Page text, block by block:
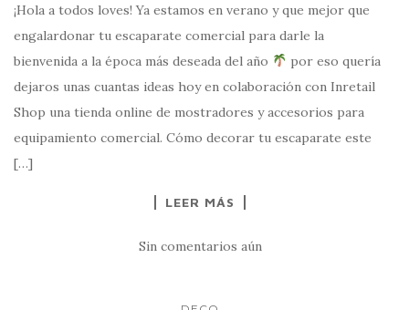
¡Hola a todos loves! Ya estamos en verano y que mejor que
engalardonar tu escaparate comercial para darle la
bienvenida a la época más deseada del año
por eso quería
dejaros unas cuantas ideas hoy en colaboración con Inretail
Shop una tienda online de mostradores y accesorios para
equipamiento comercial. Cómo decorar tu escaparate este
[…]
LEER MÁS
Sin comentarios aún